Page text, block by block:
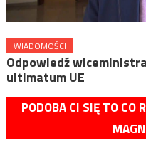
WIADOMOŚCI
Odpowiedź
ultimatum UE
PODOBA CI SIĘ TO CO